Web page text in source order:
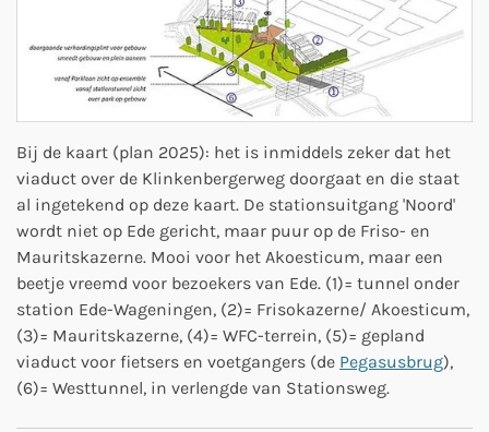
Bij de kaart (plan 2025): het is inmiddels zeker dat het
viaduct over de Klinkenbergerweg doorgaat en die staat
al ingetekend op deze kaart. De stationsuitgang 'Noord'
wordt niet op Ede gericht, maar puur op de Friso- en
Mauritskazerne. Mooi voor het Akoesticum, maar een
beetje vreemd voor bezoekers van Ede. (1)= tunnel onder
station Ede-Wageningen, (2)= Frisokazerne/ Akoesticum,
(3)= Mauritskazerne, (4)= WFC-terrein, (5)= gepland
viaduct voor fietsers en voetgangers (de Pegasusbrug),
(6)= Westtunnel, in verlengde van Stationsweg.